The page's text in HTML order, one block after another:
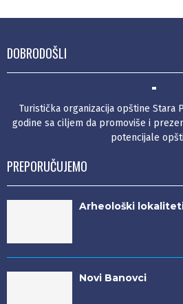
DOBRODOŠLI
Turistička organizacija opštine Stara
godine sa ciljem da promoviše i
potencijale
PREPORUČUJEMO
Arheološki
Novi Banovci